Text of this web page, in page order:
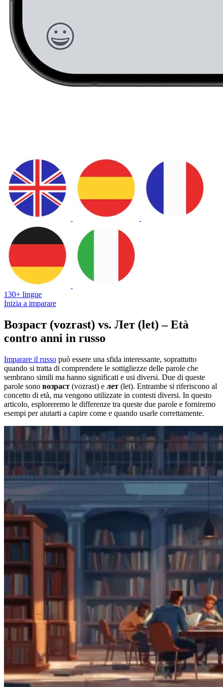
130+ lingue
Inizia a imparare
Возраст (vozrast) vs. Лет (let) – Età
contro anni in russo
Imparare il russo può essere una sfida interessante, soprattutto
quando si tratta di comprendere le sottigliezze delle parole che
sembrano simili ma hanno significati e usi diversi. Due di queste
parole sono возраст (vozrast) e лет (let). Entrambe si riferiscono al
concetto di età, ma vengono utilizzate in contesti diversi. In questo
articolo, esploreremo le differenze tra queste due parole e forniremo
esempi per aiutarti a capire come e quando usarle correttamente.